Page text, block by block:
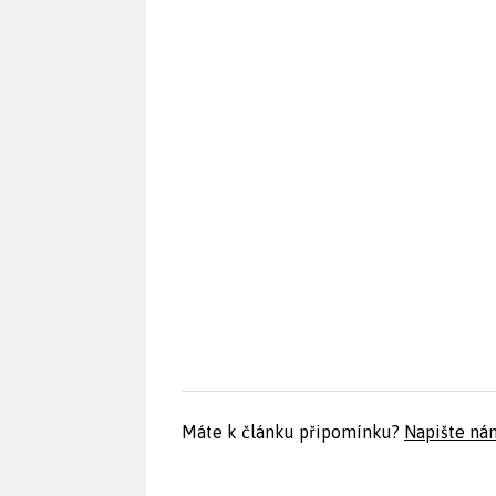
Máte k článku připomínku? Napište